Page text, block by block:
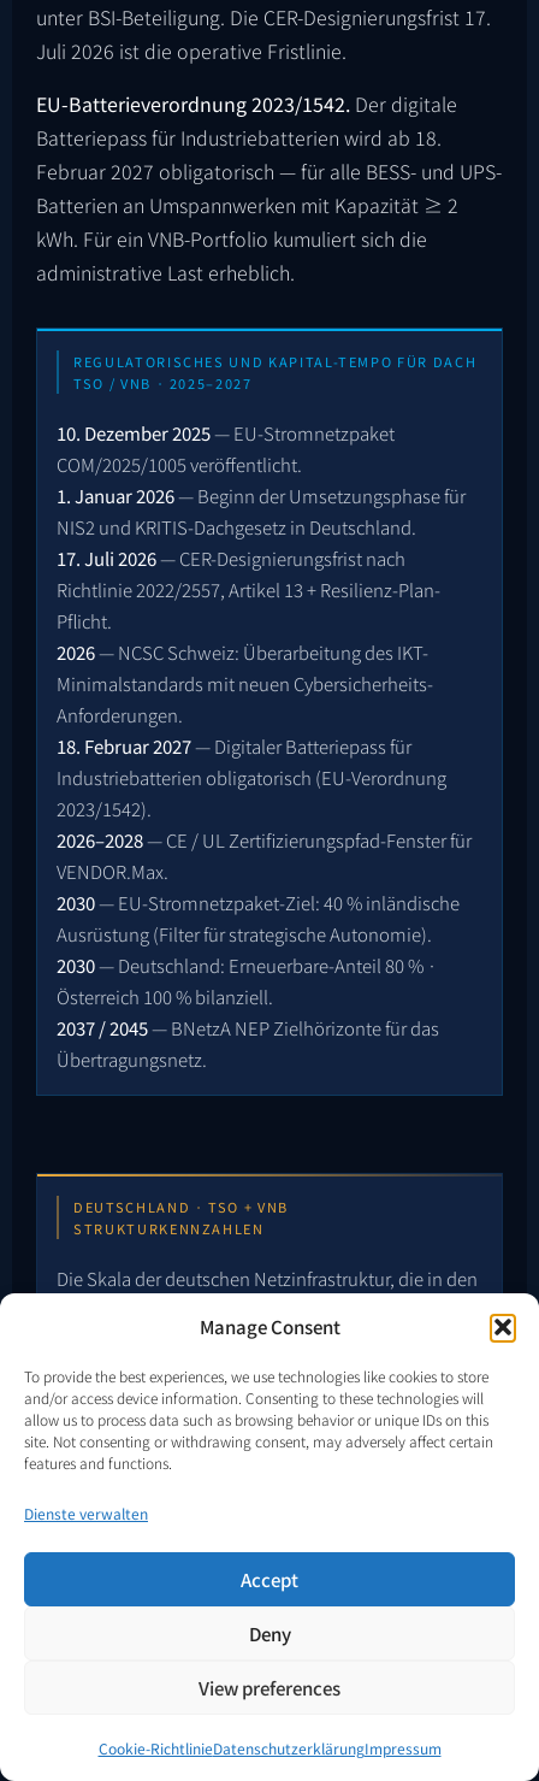
Manage Consent
To provide the best experiences, we use technologies like cookies to store
and/or access device information. Consenting to these technologies will
allow us to process data such as browsing behavior or unique IDs on this
site. Not consenting or withdrawing consent, may adversely affect certain
features and functions.
Dienste verwalten
Accept
Deny
View preferences
Cookie-RichtlinieDatenschutzerklärungImpressum
unter BSI-Beteiligung. Die CER-Designierungsfrist 17.
Juli 2026 ist die operative Fristlinie.
EU-Batterieverordnung 2023/1542. Der digitale
Batteriepass für Industriebatterien wird ab 18.
Februar 2027 obligatorisch — für alle BESS- und UPS-
Batterien an Umspannwerken mit Kapazität ≥ 2
kWh. Für ein VNB-Portfolio kumuliert sich die
administrative Last erheblich.
REGULATORISCHES UND KAPITAL-TEMPO FÜR DACH
TSO / VNB · 2025–2027
10. Dezember 2025— EU-Stromnetzpaket
COM/2025/1005veröffentlicht.
1. Januar 2026— Beginn der Umsetzungsphase für
NIS2 und KRITIS-Dachgesetz in Deutschland.
17. Juli 2026— CER-Designierungsfrist nach
Richtlinie 2022/2557, Artikel 13 + Resilienz-Plan-
Pflicht.
2026— NCSC Schweiz: Überarbeitung des IKT-
Minimalstandards mit neuen Cybersicherheits-
Anforderungen.
18. Februar 2027— Digitaler Batteriepass für
Industriebatterien obligatorisch (EU-Verordnung
2023/1542).
2026–2028— CE / UL Zertifizierungspfad-Fenster für
VENDOR.Max.
2030— EU-Stromnetzpaket-Ziel: 40 % inländische
Ausrüstung (Filter für strategische Autonomie).
2030— Deutschland: Erneuerbare-Anteil 80 % ·
Österreich 100 % bilanziell.
2037 / 2045— BNetzA NEP Zielhörizonte für das
Übertragungsnetz.
DEUTSCHLAND · TSO + VNB
STRUKTURKENNZAHLEN
Die Skala der deutschen Netzinfrastruktur, die in den
4 TSO · 50HERTZ, TENNET DE, AMPRION,
TRANSNETBW
4
UMSPANNWERKE (ALLE SPANNUNGSEBENEN,
BNETZA NEP INVESTITIONSHÖHEN BIS